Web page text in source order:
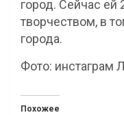
город. Сейчас ей
творчеством, в
города.
Фото: инстаграм
Похожее